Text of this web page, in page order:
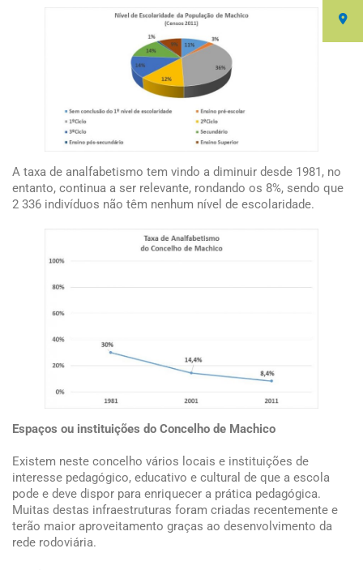
A taxa de analfabetismo tem vindo a diminuir desde 1981, no
entanto, continua a ser relevante, rondando os 8%, sendo que
2 336 indivíduos não têm nenhum nível de escolaridade.
Espaços ou instituições do Concelho de Machico
Existem neste concelho vários locais e instituições de
interesse pedagógico, educativo e cultural de que a escola
pode e deve dispor para enriquecer a prática pedagógica.
Muitas destas infraestruturas foram criadas recentemente e
terão maior aproveitamento graças ao desenvolvimento da
rede rodoviária.